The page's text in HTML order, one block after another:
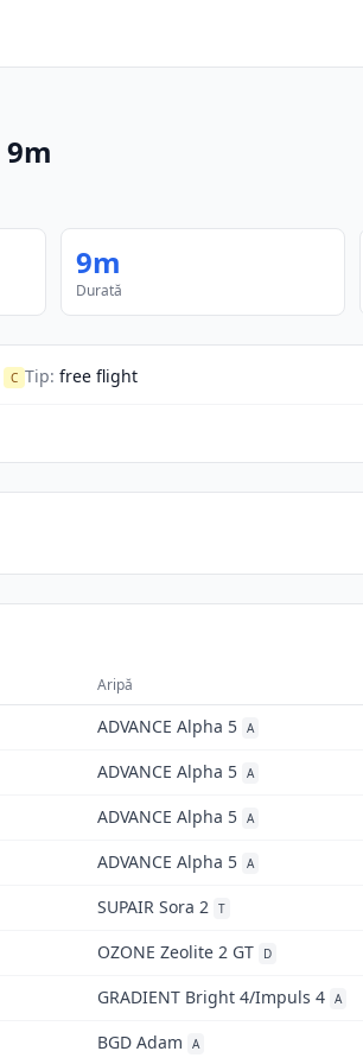
9m
9m
Durată
C Tip: free flight
Aripă
ADVANCE Alpha 5 A
ADVANCE Alpha 5 A
ADVANCE Alpha 5 A
ADVANCE Alpha 5 A
SUPAIR Sora 2 T
OZONE Zeolite 2 GT D
GRADIENT Bright 4/Impuls 4 A
BGD Adam A